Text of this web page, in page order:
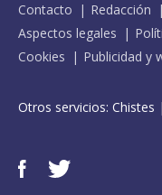
Contacto Redacción
Aspectos legales
Cookies
Publicidad y
Otros servicios: Chistes |